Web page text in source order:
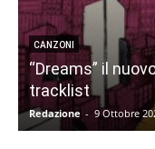
CANZONI
“Dreams” il
tracklist
Redazione - 9 Ottobre